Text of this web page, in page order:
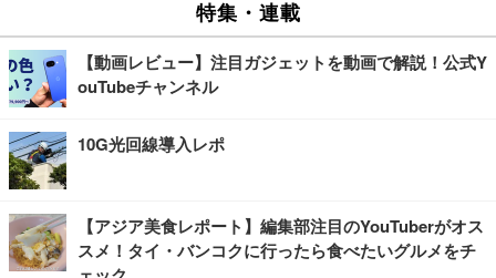
特集・連載
【動画レビュー】注目ガジェットを動画で解説！公式Y
ouTubeチャンネル
10G光回線導入レポ
【アジア美食レポート】編集部注目のYouTuberがオス
スメ！タイ・バンコクに行ったら食べたいグルメをチ